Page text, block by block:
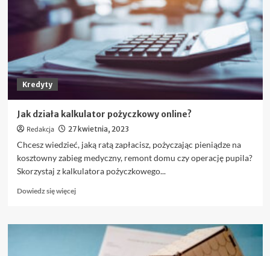
bez
BIK
kto
z
niej
skorzystać?
Kredyty
Jak działa kalkulator pożyczkowy online?
Redakcja 27 kwietnia, 2023
Chcesz wiedzieć, jaką ratą zapłacisz, pożyczając pieniądze na
kosztowny zabieg medyczny, remont domu czy operację pupila?
Skorzystaj z kalkulatora pożyczkowego...
Dowiedz się więcejDowiedz
o